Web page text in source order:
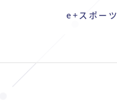
e+スポーツ